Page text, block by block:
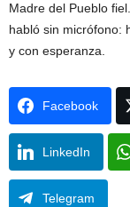
Madre del Pueblo
habló sin micrófono:
y con esperanza.
Facebook
LinkedIn
Telegram